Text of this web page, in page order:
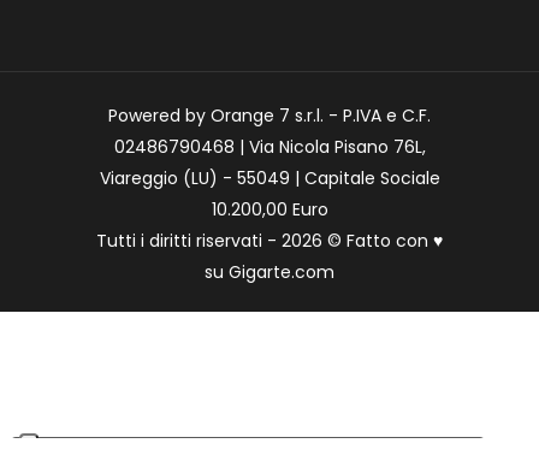
Powered by Orange 7 s.r.l. - P.IVA e C.F.
02486790468 | Via Nicola Pisano 76L,
Viareggio (LU) - 55049 | Capitale Sociale
10.200,00 Euro
Tutti i diritti riservati - 2026 © Fatto con ♥
su Gigarte.com